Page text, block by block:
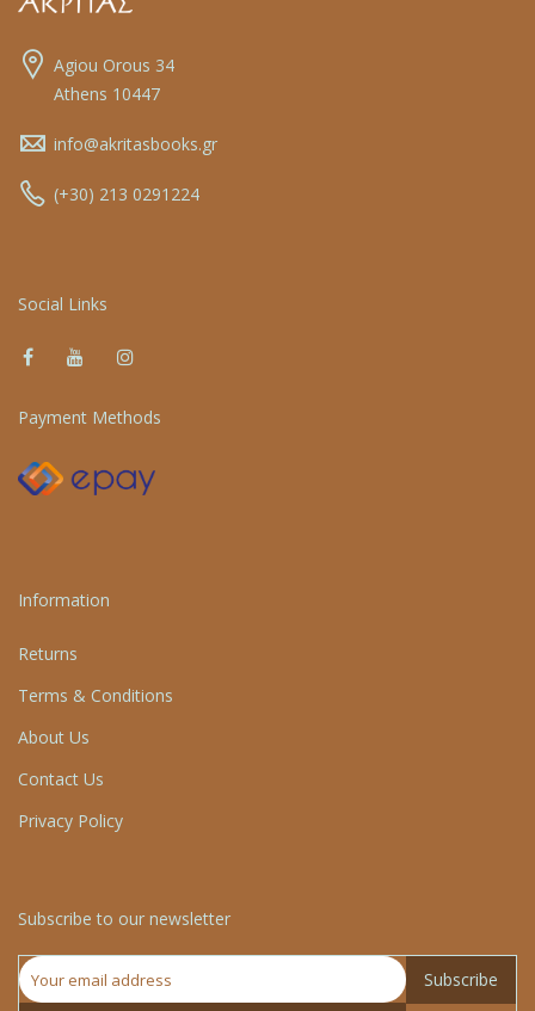
Agiou Orous 34
Athens 10447
info@akritasbooks.gr
(+30) 213 0291224
Social Links
Payment Methods
Information
Returns
Terms & Conditions
About Us
Contact Us
Privacy Policy
Subscribe to our newsletter
Subscribe